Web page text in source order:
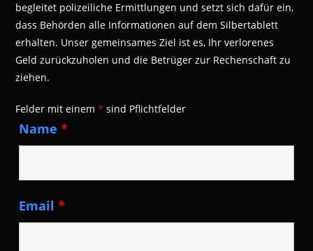
begleitet polizeiliche Ermittlungen und setzt sich dafür ein,
dass Behörden alle Informationen auf dem Silbertablett
erhalten. Unser gemeinsames Ziel ist es, Ihr verlorenes
Geld zurückzuholen und die Betrüger zur Rechenschaft zu
ziehen.
Felder mit einem* sind Pflichtfelder
Name*
Email*